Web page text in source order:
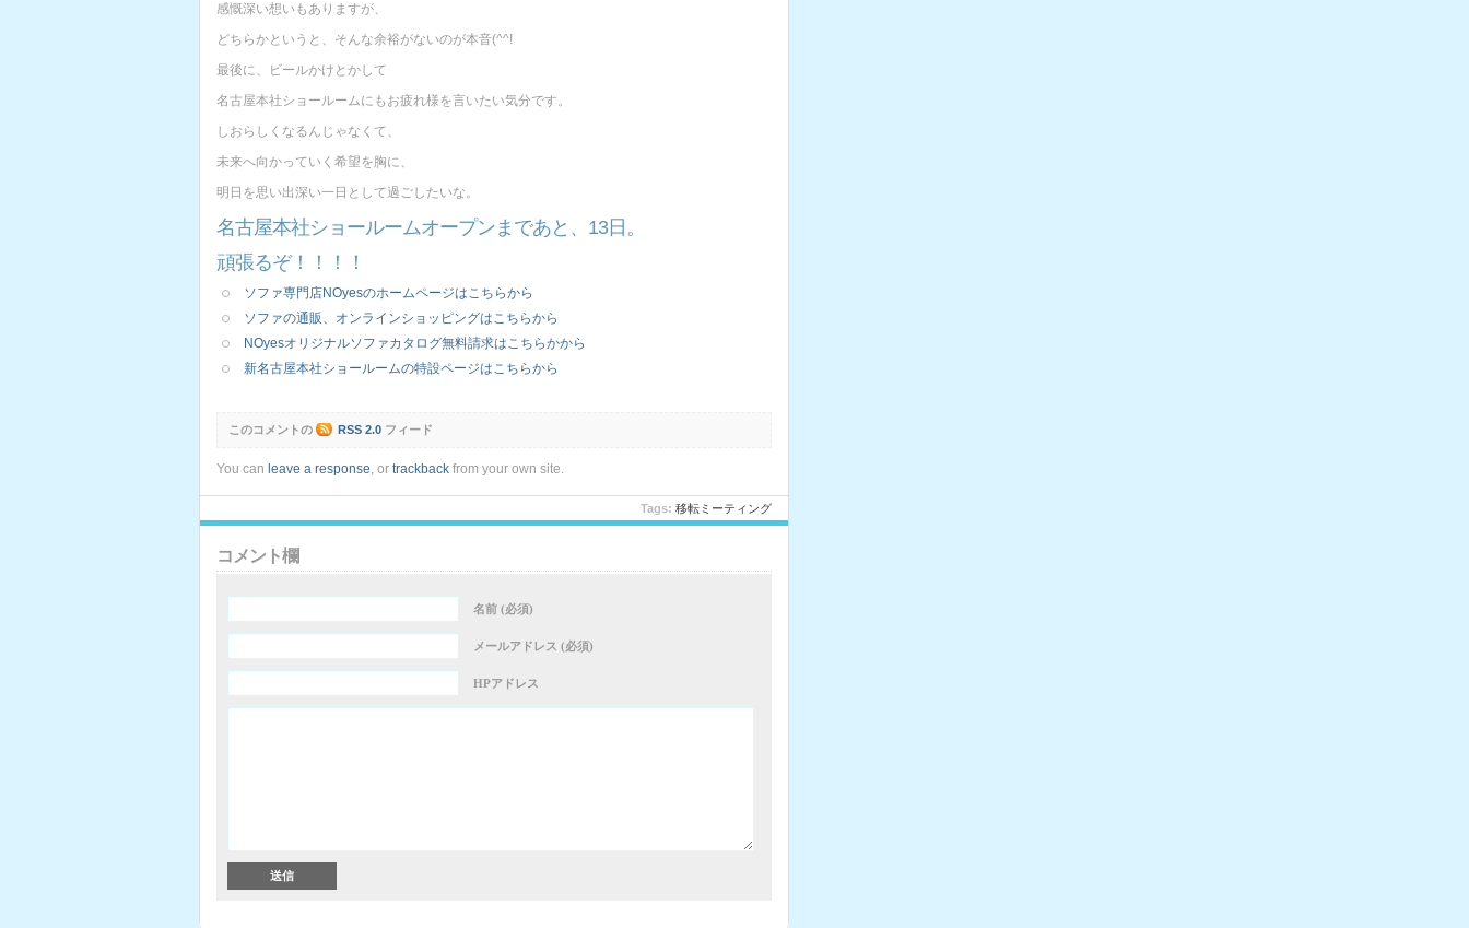
感慨深い想いもありますが、
どちらかというと、そんな余裕がないのが本音(^^!
最後に、ビールかけとかして
名古屋本社ショールームにもお疲れ様を言いたい気分です。
しおらしくなるんじゃなくて、
未来へ向かっていく希望を胸に、
明日を思い出深い一日として過ごしたいな。
名古屋本社ショールームオープンまであと、13日。
頑張るぞ！！！！
ソファ専門店NOyesのホームページはこちらから
ソファの通販、オンラインショッピングはこちらから
NOyesオリジナルソファカタログ無料請求はこちらかから
新名古屋本社ショールームの特設ページはこちらから
このコメントの RSS 2.0 フィード
You can leave a response, or trackback from your own site.
Tags: 移転ミーティング
コメント欄
名前 (必須)
メールアドレス (必須)
HPアドレス